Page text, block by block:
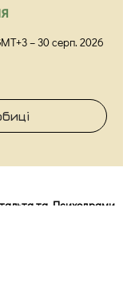
– 30 серп. 2026
та Психодрами